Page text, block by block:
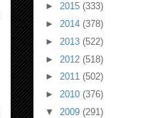
► 2015 (333)
► 2014 (378)
► 2013 (522)
► 2012 (518)
► 2011 (502)
► 2010 (376)
▼ 2009 (291)